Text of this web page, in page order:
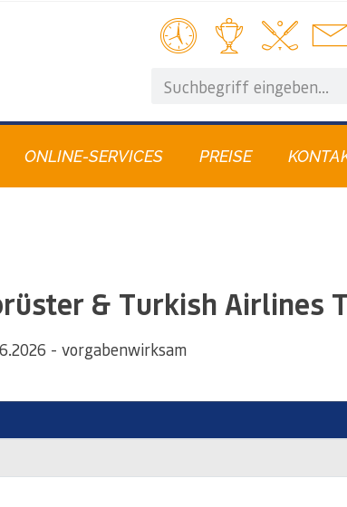
ONLINE-SERVICES PREISE
& Turkish Airlines
- vorgabenwirksam